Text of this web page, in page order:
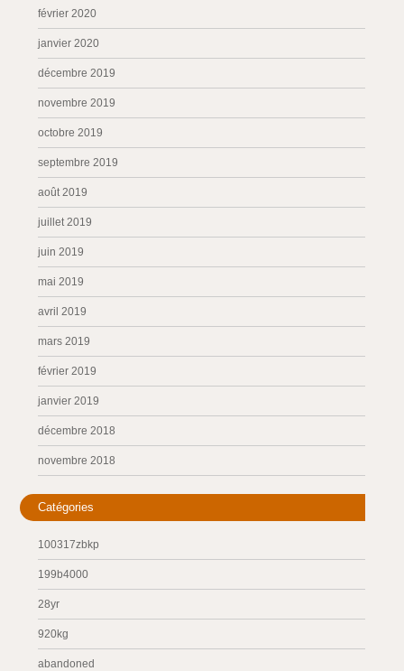
février 2020
janvier 2020
décembre 2019
novembre 2019
octobre 2019
septembre 2019
août 2019
juillet 2019
juin 2019
mai 2019
avril 2019
mars 2019
février 2019
janvier 2019
décembre 2018
novembre 2018
Catégories
100317zbkp
199b4000
28yr
920kg
abandoned